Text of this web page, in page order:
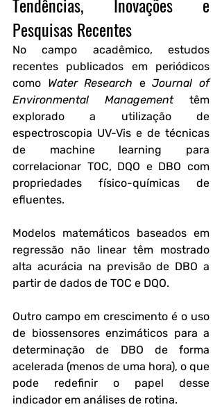
Pesquisas Recentes
No campo acadêmico, estudos
recentes publicados em periódicos
como Water Research e Journal of
Environmental Management têm
explorado a utilização de
espectroscopia UV-Vis e de técnicas
de machine learning para
correlacionar TOC, DQO e DBO com
propriedades físico-químicas de
efluentes.
Modelos matemáticos baseados em
regressão não linear têm mostrado
alta acurácia na previsão de DBO a
partir de dados de TOC e DQO.
Outro campo em crescimento é o uso
de biossensores enzimáticos para a
determinação de DBO de forma
acelerada (menos de uma hora), o que
pode redefinir o papel desse
indicador em análises de rotina.